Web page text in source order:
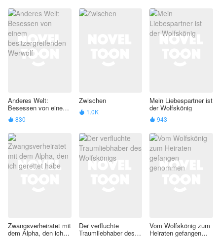
Anderes Welt:
Besessen von einem
besitzergreifenden
Werwolf
 830
Zwischen
 1.0K
Mein Liebespartner ist
der Wolfskönig
 943
Zwangsverheiratet mit
dem Alpha, den ich
Der verfluchte
Traumliebhaber des
Vom Wolfskönig zum
Heiraten gefangen